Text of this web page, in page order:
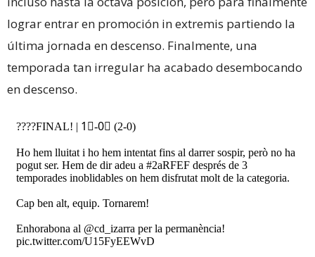
lograr entrar en promoción in extremis partiendo la
última jornada en descenso. Finalmente, una
temporada tan irregular ha acabado desembocando
en descenso.
????FINAL! | 1⃣-0⃣ (2-0)
Ho hem lluitat i ho hem intentat fins al darrer sospir, però no ha
pogut ser. Hem de dir adeu a #2aRFEFdesprés de 3
temporades inoblidables on hem disfrutat molt de la categoria.
Cap ben alt, equip. Tornarem!
Enhorabona al @cd_izarra per la permanència!
pic.twitter.com/U15FyEEWvD